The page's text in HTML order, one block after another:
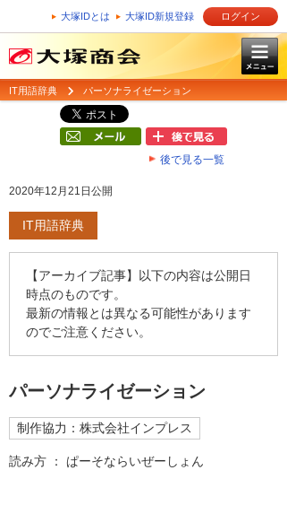
大塚IDとは 大塚ID新規登録 ログイン
IT用語辞典 パーソナライゼーション
後で見る一覧
2020年12月21日公開
IT用語辞典
【アーカイブ記事】以下の内容は公開日
時点のものです。
最新の情報とは異なる可能性があります
のでご注意ください。
パーソナライゼーション
制作協力：株式会社インプレス
読み方 ： ぱーそならいぜーしょん